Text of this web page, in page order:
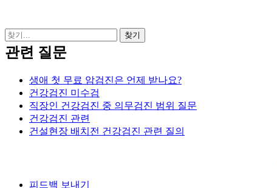
관련 질문
생애 첫 무료 암검진은 언제 받나요?
건강검진 미수검
직장인 건강검진 중 의무검진 범위 질문
건강검진 관련
건설현장 배치전 건강검진 관련 질의
피드백 보내기